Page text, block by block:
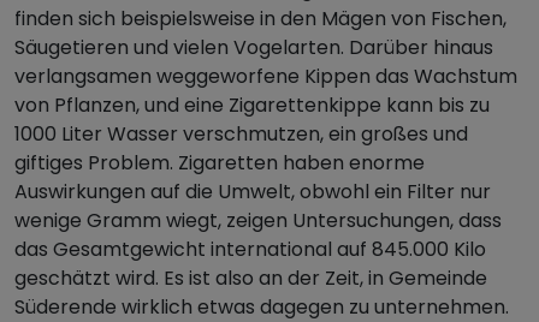
finden sich beispielsweise in den Mägen von Fischen,
Säugetieren und vielen Vogelarten. Darüber hinaus
verlangsamen weggeworfene Kippen das Wachstum
von Pflanzen, und eine Zigarettenkippe kann bis zu
1000 Liter Wasser verschmutzen, ein großes und
giftiges Problem. Zigaretten haben enorme
Auswirkungen auf die Umwelt, obwohl ein Filter nur
wenige Gramm wiegt, zeigen Untersuchungen, dass
das Gesamtgewicht international auf 845.000 Kilo
geschätzt wird. Es ist also an der Zeit, in Gemeinde
Süderende wirklich etwas dagegen zu unternehmen.